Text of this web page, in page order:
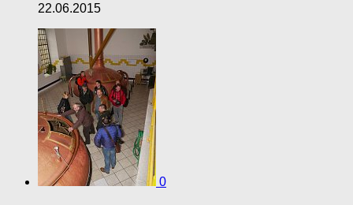
22.06.2015
0